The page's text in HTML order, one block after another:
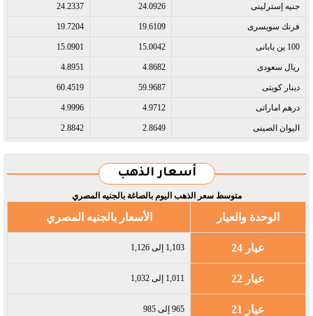
جنيه إسترلينى​ 24.0926
24.2337
فرنك سويسرى​ 19.6109
19.7204
100 ين يابانى​ 15.0042
15.0901
ريال سعودى​ 4.8682
4.8951
دينار كويتى​ 59.9687
60.4519
درهم اماراتى​ 4.9712
4.9996
اليوان الصينى​ 2.8649
2.8842
أسعار الذهب
متوسط سعر الذهب اليوم بالصاغة بالجنيه المصري
الوحدة والعيار الأسعار بالجنيه المصري
عيار 24 1,103 إلى 1,126
عيار 22 1,011 إلى 1,032
عيار 21 965 إلى 985